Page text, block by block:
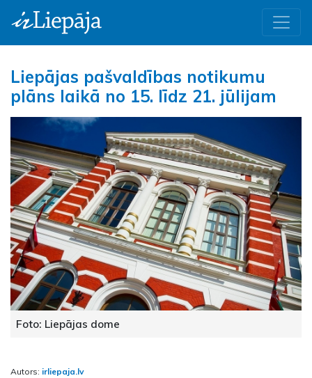
Liepājas pašvaldības notikumu
plāns laikā no 15. līdz 21. jūlijam
Foto: Liepājas dome
Autors: irliepaja.lv